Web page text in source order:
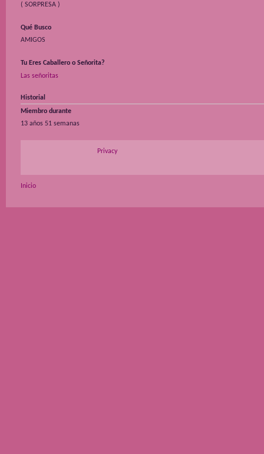
( SORPRESA )
Qué Busco
AMIGOS
Tu Eres Caballero o Señorita?
Las señoritas
Historial
Miembro durante
13 años 51 semanas
Privacy
Inicio